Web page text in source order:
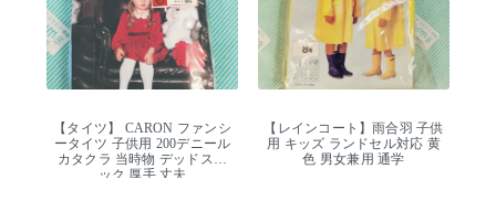
【タイツ】 CARON ファンシ
ータイツ 子供用 200デニール
カタクラ 当時物 デッドスト
ック 厚手 丈夫
【レインコート】雨合羽 子供
用 キッズ ランドセル対応 黄
色 男女兼用 通学